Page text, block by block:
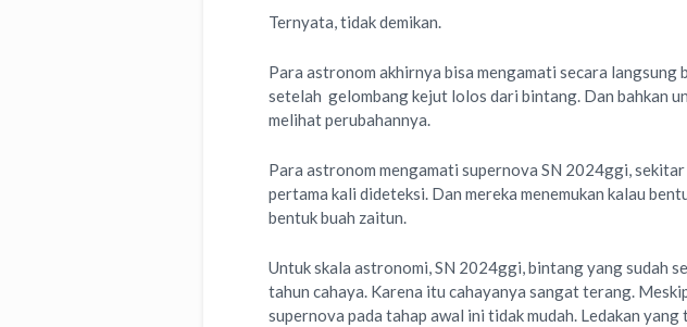
Ternyata, tidak demikan.
Para astronom akhirnya bisa mengamati secara langsung
setelah gelombang kejut lolos dari bintang. Dan bahkan
melihat perubahannya.
Para astronom mengamati supernova SN 2024ggi,
pertama kali dideteksi. Dan mereka menemukan kalau
bentuk buah zaitun.
Untuk skala astronomi, SN 2024ggi, bintang yang sudah
tahun cahaya. Karena itu cahayanya sangat terang.
supernova pada tahap awal ini tidak mudah. Ledakan